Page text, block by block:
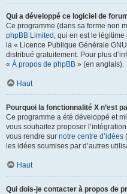
Qui a développé ce logiciel de
Ce programme (dans sa forme non
phpBB Limited , qui en est le
la « Licence Publique Générale
distribué gratuitement. Pour plus
« À propos de phpBB » (en anglais).
Haut
Pourquoi la fonctionnalité X n’est
Ce programme a été développé et
vous souhaitez proposer
vous rendre sur notre centre d’idées
les idées soumises par d’autres
Haut
Qui dois-je contacter à propos de